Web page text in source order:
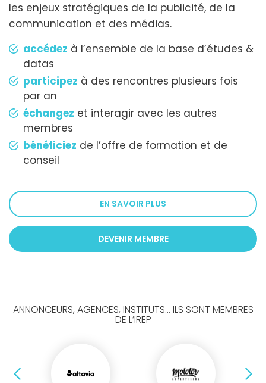
les enjeux stratégiques de la publicité, de la
communication et des médias.
accédez à l’ensemble de la base d’études &
datas
participez à des rencontres plusieurs fois
par an
échangez et interagir avec les autres
membres
bénéficiez de l’offre de formation et de
conseil
EN SAVOIR PLUS
DEVENIR MEMBRE
ANNONCEURS, AGENCES, INSTITUTS... ILS SONT MEMBRES
DE L’IREP
Précédent